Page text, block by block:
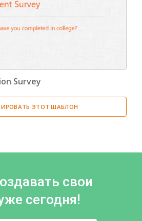
Survey
ЭТОТ ШАБЛОН
свои
сегодня!